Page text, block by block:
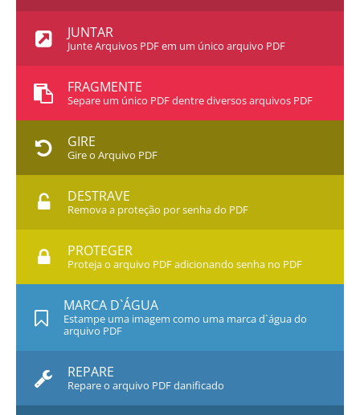
JUNTAR
Junte Arquivos PDF em um único arquivo PDF
FRAGMENTE
Separe um único PDF dentre diversos arquivos PDF
GIRE
Gire o Arquivo PDF
DESTRAVE
Remova a proteção por senha do PDF
PROTEGER
Proteja o arquivo PDF adicionando senha no PDF
MARCA D`ÁGUA
Estampe uma imagem como uma marca d`água do
arquivo PDF
REPARE
Repare o arquivo PDF danificado